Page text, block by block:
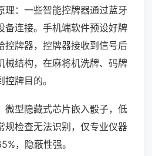
理：一些智能控牌器通过蓝牙
备连接。手机端软件预设好牌
控牌器，控牌器接收到信号后
械结构，在麻将机洗牌、码牌
牌目的。
微型隐藏式芯片嵌入骰子，低
规检查无法识别，仅专业仪器
，隐蔽性强。